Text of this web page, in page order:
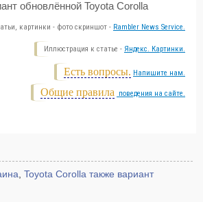
обновлённой Toyota Corolla
картинки - фото скриншот - Rambler News Service.
Иллюстрация к статье - Яндекс. Картинки.
Есть вопросы. Напишите нам.
Общие правила поведения на сайте.
Toyota Corolla также вариант